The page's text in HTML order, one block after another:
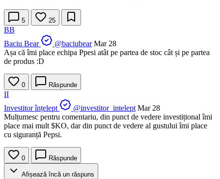
5 25
BB
Baciu Bear
@baciubear Mar 28
Așa că îmi place echipa Ppesi atât pe partea de stoc cât și pe partea
de produs :D
0 Răspunde
II
Investitor înțelept
@investitor_intelept Mar 28
Mulțumesc pentru comentariu, din punct de vedere investițional îmi
place mai mult $KO, dar din punct de vedere al gustului îmi place
cu siguranță Pepsi.
0 Răspunde
Afișează încă un răspuns